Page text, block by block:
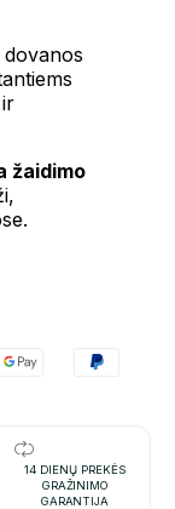
žaidimo
14 DIENŲ PREKĖS
GRAŽINIMO
GARANTIJA